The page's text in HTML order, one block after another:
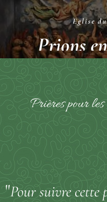
Eglise
Prions
la
Prières pour
"Pour suivre cette